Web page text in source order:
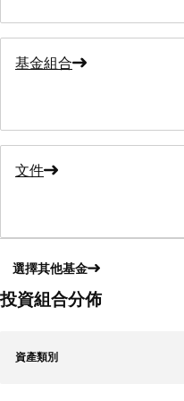
基金組合
文件
選擇其他基金
投資組合分佈
資產類別